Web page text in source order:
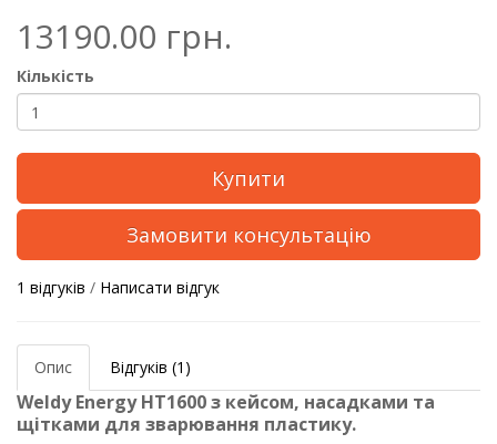
13190.00 грн.
Кількість
Купити
Замовити консультацію
1 відгуків / Написати відгук
Опис Відгуків (1)
Weldy Energy HT1600 з кейсом, насадками та
щітками для зварювання пластику.